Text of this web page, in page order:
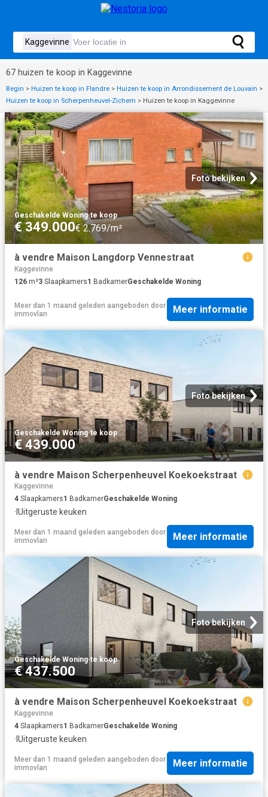
67 huizen te koop in Kaggevinne
Begin > Huizen te koop in Flandre > Huizen te koop in Arrondissement de Louvain >
Huizen te koop in Scherpenheuvel-Zichem > Huizen te koop in Kaggevinne
Foto bekijken
Geschakelde Woning·te koop
€ 349.000€ 2.769/m²
à vendre Maison Langdorp Vennestraat
Kaggevinne
126 m²3 Slaapkamers1 BadkamerGeschakelde Woning
Meer dan 1 maand geleden aangeboden door
immovlan
Meer informatie
Foto bekijken
Geschakelde Woning·te koop
€ 439.000
à vendre Maison Scherpenheuvel Koekoekstraat
Kaggevinne
4 Slaapkamers1 BadkamerGeschakelde Woning
· IUitgeruste keuken
Meer dan 1 maand geleden aangeboden door
immovlan
Meer informatie
Foto bekijken
Geschakelde Woning·te koop
€ 437.500
à vendre Maison Scherpenheuvel Koekoekstraat
Kaggevinne
4 Slaapkamers1 BadkamerGeschakelde Woning
· IUitgeruste keuken
Meer dan 1 maand geleden aangeboden door
immovlan
Meer informatie